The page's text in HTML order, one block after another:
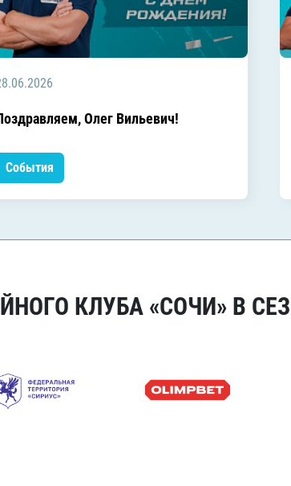
Олег Вильевич!
События
КЛУБА «СОЧИ» В